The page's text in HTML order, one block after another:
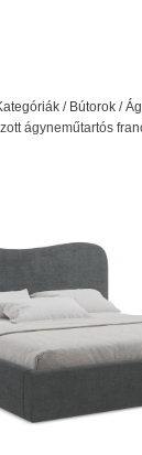
/ Bútorok /
ágyneműtartós